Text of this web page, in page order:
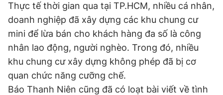
Thực tế thời gian qua tại TP.HCM, nhiều cá nhân,
doanh nghiệp đã xây dựng các khu chung cư
mini để lừa bán cho khách hàng đa số là công
nhân lao động, người nghèo. Trong đó, nhiều
khu chung cư xây dựng không phép đã bị cơ
quan chức năng cưỡng chế.
Báo Thanh Niên cũng đã có loạt bài viết về tình